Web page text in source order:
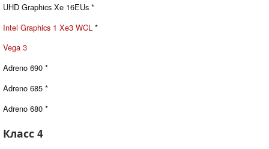
UHD Graphics Xe 16EUs *
Intel Graphics 1 Xe3 WCL *
Vega 3
Adreno 690 *
Adreno 685 *
Adreno 680 *
Класс 4